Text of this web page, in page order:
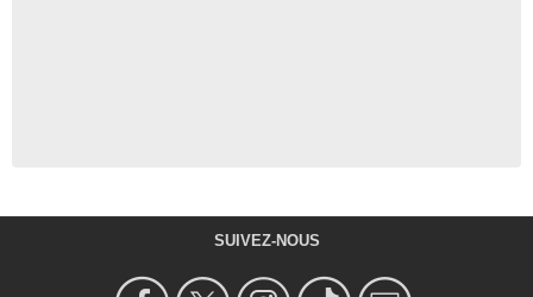
SUIVEZ-NOUS